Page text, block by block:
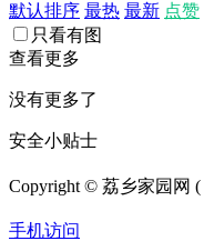
默认排序 最热 最新 点赞
只看有图
查看更多
没有更多了
安全小贴士
Copyright © 荔乡家园网 (
手机访问